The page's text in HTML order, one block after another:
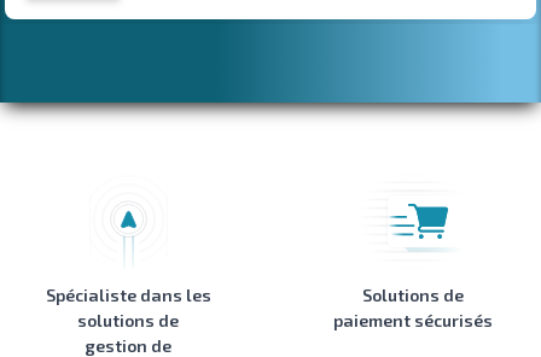
Spécialiste dans les
solutions de
gestion de
Solutions de
paiement sécurisés